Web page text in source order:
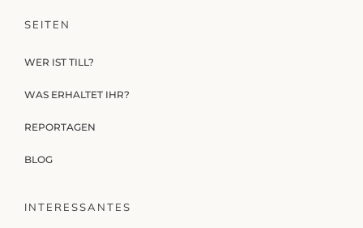
SEITEN
WER IST TILL?
WAS ERHALTET IHR?
REPORTAGEN
BLOG
INTERESSANTES